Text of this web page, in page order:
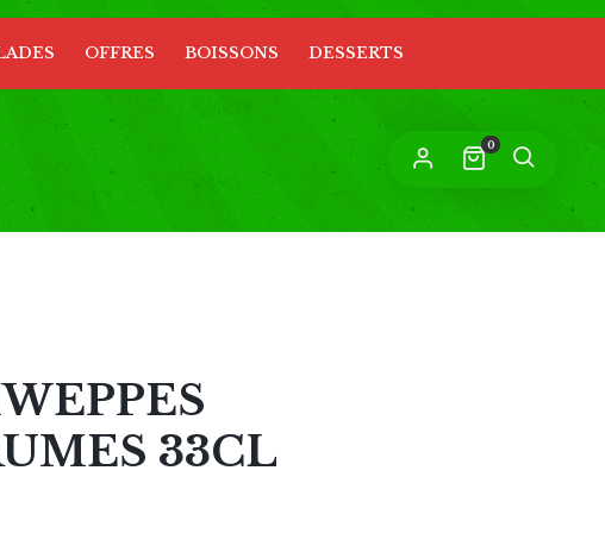
OFFRES BOISSONS DESSERTS
0
mot de passe sera envoyé à votre adresse
e-mail.
Vos données personnelles seront utilisées pour vous
accompagner au cours de votre visite du site web,
gérer l’accès à votre compte, et pour d’autres raisons
33CL